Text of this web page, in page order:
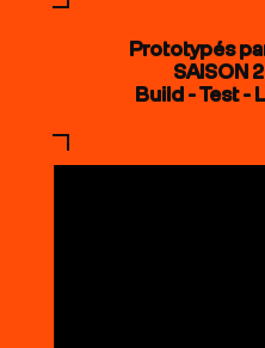
Prototypés
SAISON
Build - Test -